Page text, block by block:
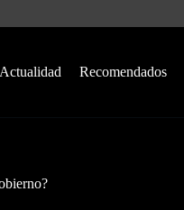
Actualidad Recomendados